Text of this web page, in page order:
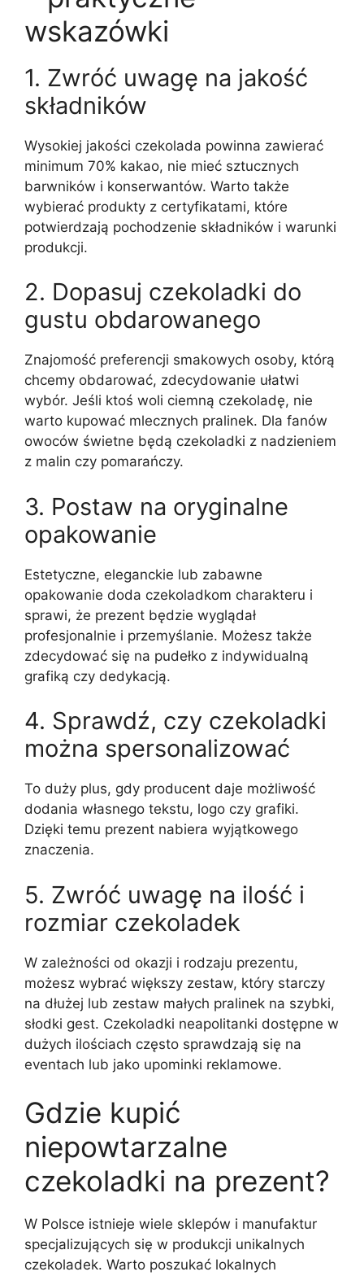
wskazówki
1. Zwróć uwagę na jakość
składników
Wysokiej jakości czekolada powinna zawierać
minimum 70% kakao, nie mieć sztucznych
barwników i konserwantów. Warto także
wybierać produkty z certyfikatami, które
potwierdzają pochodzenie składników i warunki
produkcji.
2. Dopasuj czekoladki do
gustu obdarowanego
Znajomość preferencji smakowych osoby, którą
chcemy obdarować, zdecydowanie ułatwi
wybór. Jeśli ktoś woli ciemną czekoladę, nie
warto kupować mlecznych pralinek. Dla fanów
owoców świetne będą czekoladki z nadzieniem
z malin czy pomarańczy.
3. Postaw na oryginalne
opakowanie
Estetyczne, eleganckie lub zabawne
opakowanie doda czekoladkom charakteru i
sprawi, że prezent będzie wyglądał
profesjonalnie i przemyślanie. Możesz także
zdecydować się na pudełko z indywidualną
grafiką czy dedykacją.
4. Sprawdź, czy czekoladki
można spersonalizować
To duży plus, gdy producent daje możliwość
dodania własnego tekstu, logo czy grafiki.
Dzięki temu prezent nabiera wyjątkowego
znaczenia.
5. Zwróć uwagę na ilość i
rozmiar czekoladek
W zależności od okazji i rodzaju prezentu,
możesz wybrać większy zestaw, który starczy
na dłużej lub zestaw małych pralinek na szybki,
słodki gest. Czekoladki neapolitanki dostępne w
dużych ilościach często sprawdzają się na
eventach lub jako upominki reklamowe.
Gdzie kupić
niepowtarzalne
czekoladki na prezent?
W Polsce istnieje wiele sklepów i manufaktur
specjalizujących się w produkcji unikalnych
czekoladek. Warto poszukać lokalnych